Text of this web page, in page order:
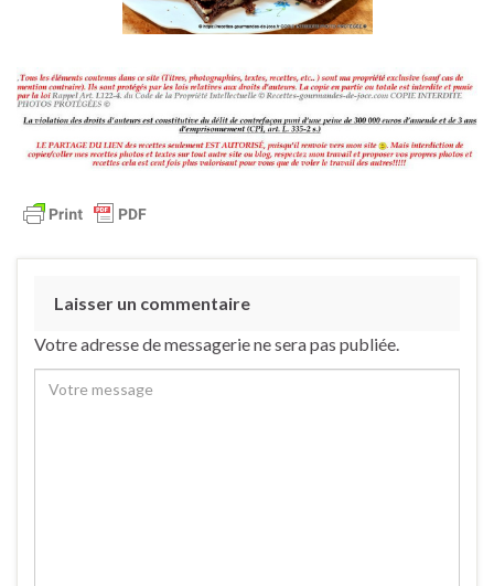
Laisser un commentaire
Votre adresse de messagerie ne sera pas publiée.